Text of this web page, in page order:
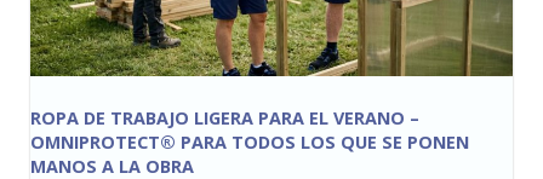
ROPA DE TRABAJO LIGERA PARA EL VERANO –
OMNIPROTECT® PARA TODOS LOS QUE SE PONEN
MANOS A LA OBRA